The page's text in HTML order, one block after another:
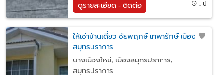
ดูรายละเอียด - ติดต่อ 1 ปี
ให้เช่าบ้านเดี่ยว ชัยพฤกษ์ เทพารักษ์ เมือง
สมุทรปราการ
บางเมืองใหม่, เมืองสมุทรปราการ,
สมุทรปราการ